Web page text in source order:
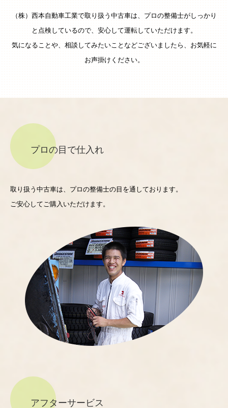
（株）西本自動車工業で取り扱う中古車は、プロの整備士がしっかり
と点検しているので、安心して運転していただけます。
気になることや、相談してみたいことなどございましたら、お気軽に
お声掛けください。
プロの目で仕入れ
取り扱う中古車は、プロの整備士の目を通しております。
ご安心してご購入いただけます。
アフターサービス